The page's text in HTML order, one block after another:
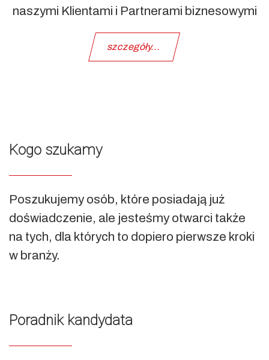
naszymi Klientami i Partnerami biznesowymi
szczegóły...
Kogo szukamy
Poszukujemy osób, które posiadają już
doświadczenie, ale jesteśmy otwarci także
na tych, dla których to dopiero pierwsze kroki
w branży.
Poradnik kandydata